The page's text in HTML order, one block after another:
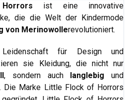
ist eine innovative
die die Welt der Kindermode
von Merinowollerevolutioniert.
für Design und
sie Kleidung, die nicht nur
, sondern auch langlebig und
Die Marke Little Flock of Horrors